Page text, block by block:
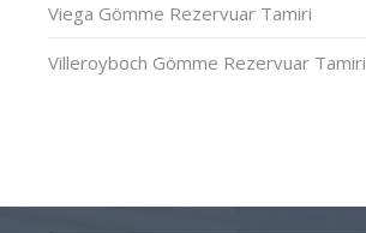
Viega Gömme Rezervuar Tamiri
Villeroyboch Gömme Rezervuar Tamiri